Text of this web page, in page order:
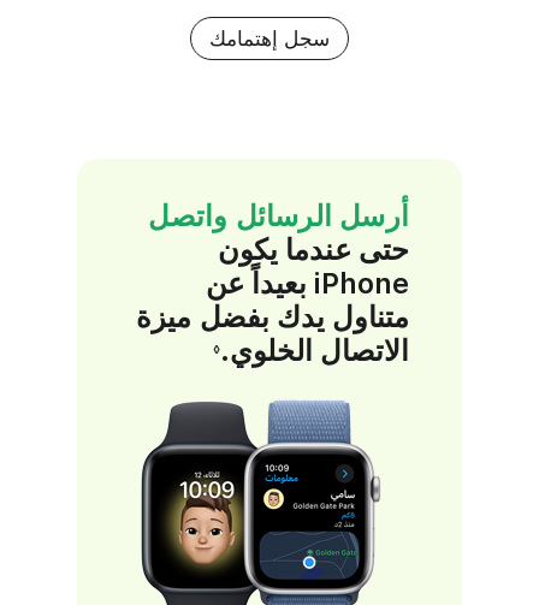
سجل إهتمامك
أرسل الرسائل واتصل
حتى عندما يكون
iPhone بعيداً عن
متناول يدك بفضل ميزة
الاتصال الخلوي.R
f
e
r
t
o
l
◊